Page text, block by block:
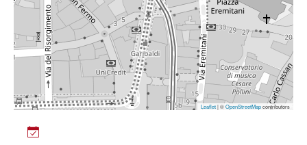
Leaflet| ©OpenStreetMapcontributors